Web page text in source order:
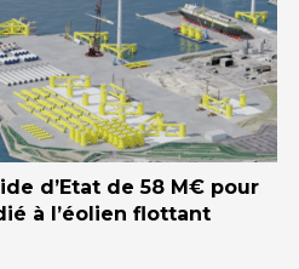
d’Etat de 58 M€ pour
à l’éolien flottant